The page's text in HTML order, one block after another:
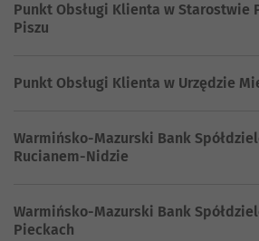
Punkt Obsługi Klienta w Starostwie
Piszu
Punkt Obsługi Klienta w Urzędzie
Warmińsko-Mazurski Bank
Rucianem-Nidzie
Warmińsko-Mazurski Bank
Pieckach